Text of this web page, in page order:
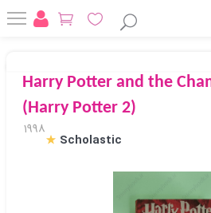
Harry Potter and the
(Harry Potter 2)
1998
Scholastic